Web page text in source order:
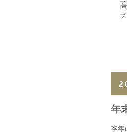
ブ
年
本年